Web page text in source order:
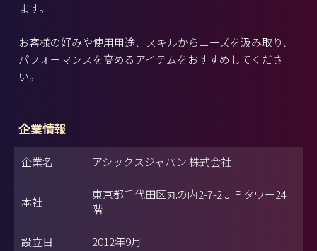
ます。
お客様の好みや使用用途、スキルからニーズを汲み取り、
パフォーマンスを高めるアイテムをおすすめしてくださ
い。
企業情報
企業名 アシックスジャパン 株式会社
本社
東京都千代田区丸の内2-7-2ＪＰタワー24
階
設立日 2012年9月